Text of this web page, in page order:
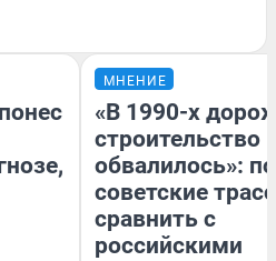
МНЕНИЕ
«В 1990-х
строительство
обвалилось»:
советские
сравнить с
российскими